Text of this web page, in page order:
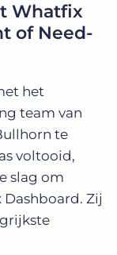
Whatfix
of Need-
het
team van
te
voltooid,
slag om
Zij